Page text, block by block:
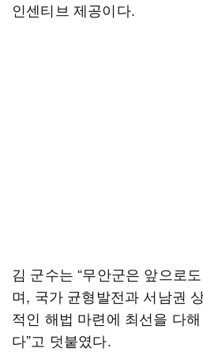
인센티브 제공이다.
김 군수는 “무안군은 앞으로
며, 국가 균형발전과 서남권
적인 해법 마련에 최선을 다
다”고 덧붙였다.